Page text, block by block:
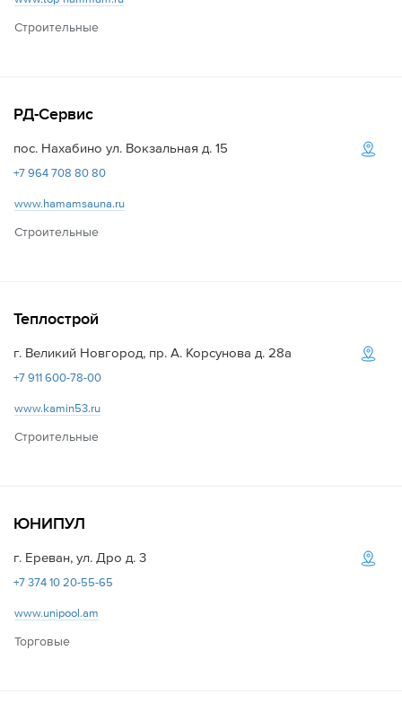
Строительные
РД-Сервис
пос. Нахабино ул. Вокзальная д. 15
+7 964 708 80 80
www.hamamsauna.ru
Строительные
Теплострой
г. Великий Новгород, пр. А. Корсунова д. 28а
+7 911 600-78-00
www.kamin53.ru
Строительные
ЮНИПУЛ
г. Ереван, ул. Дро д. 3
+7 374 10 20-55-65
www.unipool.am
Торговые